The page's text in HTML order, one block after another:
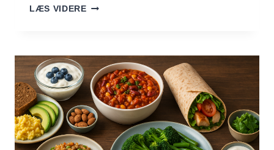
LÆS VIDERERAPSOLIE,
HVORFOR
JEG
STADIG
VÆLGER
RAPSOLIE